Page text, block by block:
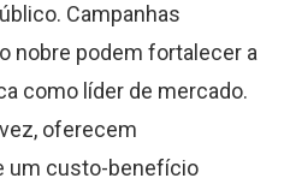
Campanhas
nobre podem fortalecer a
como líder de mercado.
oferecem
um custo-benefício